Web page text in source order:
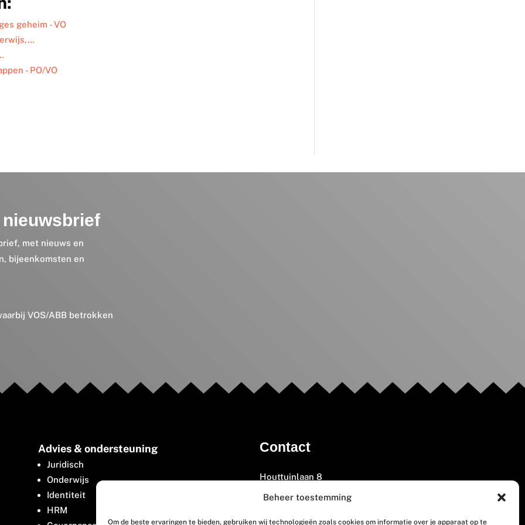
Beheer toestemming
Om de beste ervaringen te bieden, gebruiken wij technologieën zoals cookies om informatie over je apparaat op te
geheim - VO
- PO/VO
met nieuws en
bijeenkomsten en
VOS/ABB betrokken
Advies & ondersteuning
Juridisch
Onderwijs
Identiteit
HRM
Contact
Houttuinlaan 8
3447 GM Woerden
(0348) 405 200